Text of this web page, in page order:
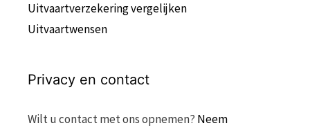
Uitvaartverzekering vergelijken
Uitvaartwensen
Privacy en contact
Wilt u contact met ons opnemen? Neem